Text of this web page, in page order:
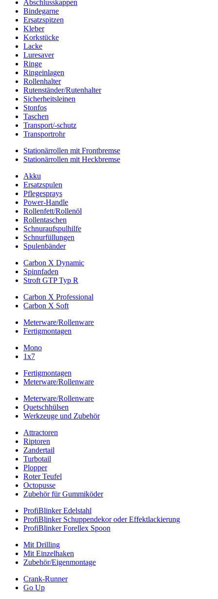
Abschlusskappen
Bindegarne
Ersatzspitzen
Kleber
Korkstücke
Lacke
Luresaver
Ringe
Ringeinlagen
Rollenhalter
Rutenständer/Rutenhalter
Sicherheitsleinen
Stonfos
Taschen
Transport/-schutz
Transportrohr
Stationärrollen mit Frontbremse
Stationärrollen mit Heckbremse
Akku
Ersatzspulen
Pflegesprays
Power-Handle
Rollenfett/Rollenöl
Rollentaschen
Schnuraufspulhilfe
Schnurfüllungen
Spulenbänder
Carbon X Dynamic
Spinnfaden
Stroft GTP Typ R
Carbon X Professional
Carbon X Soft
Meterware/Rollenware
Fertigmontagen
Mono
1x7
Fertigmontagen
Meterware/Rollenware
Meterware/Rollenware
Quetschhülsen
Werkzeuge und Zubehör
Attractoren
Riptoren
Zandertail
Turbotail
Plopper
Roter Teufel
Octopusse
Zubehör für Gummiköder
ProfiBlinker Edelstahl
ProfiBlinker Schuppendekor oder Effektlackierung
ProfiBlinker Forellex Spoon
Mit Drilling
Mit Einzelhaken
Zubehör/Eigenmontage
Crank-Runner
Go Up